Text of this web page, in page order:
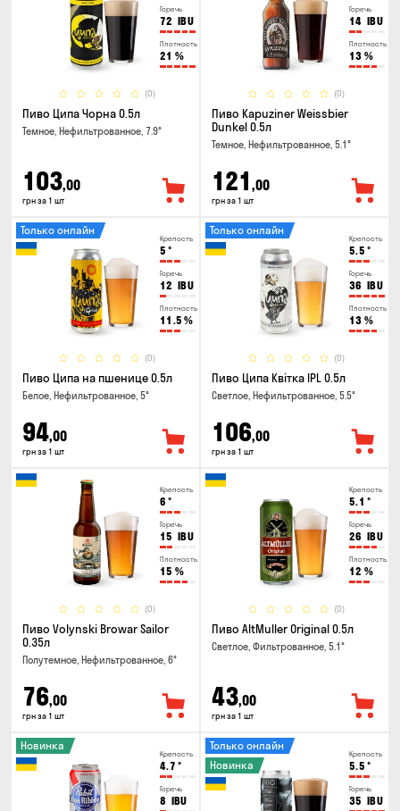
Горечь
72 IBU
Плотность
21 %
(0)
Пиво Ципа Чорна 0.5л
Темное, Нефильтрованное, 7.9°
103,00
грн за 1 шт
Горечь
14 IBU
Плотность
13 %
(0)
Пиво Kapuziner Weissbier
Dunkel 0.5л
Темное, Нефильтрованное, 5.1°
121 ,00
грн за 1 шт
Крепость
5 °
Горечь
12 IBU
Плотность
11.5 %
(0)
Только онлайн
Пиво Ципа на пшенице 0.5л
Белое, Нефильтрованное, 5°
94,00
грн за 1 шт
Крепость
5.5 °
Горечь
36 IBU
Плотность
13 %
(0)
Только онлайн
Пиво Ципа Квітка IPL 0.5л
Светлое, Нефильтрованное, 5.5°
106,00
грн за 1 шт
Крепость
6 °
Горечь
15 IBU
Плотность
15 %
(0)
Пиво Volynski Browar Sailor
0.35л
Полутемное, Нефильтрованное, 6°
76,00
грн за 1 шт
Крепость
5.1 °
Горечь
26 IBU
Плотность
12 %
(0)
Пиво AltMuller Original 0.5л
Светлое, Фильтрованное, 5.1°
43,00
грн за 1 шт
Крепость
4.7 °
Горечь
8 IBU
Новинка
Крепость
5.5 °
Горечь
35 IBU
Только онлайн
Новинка